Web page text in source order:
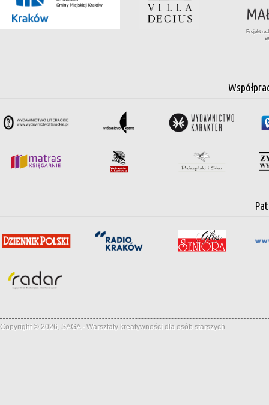
Projekt
Copyright © 2026, SAGA - Warsztaty kreatywności dla osób starszych